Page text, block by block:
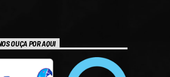
OUÇA POR AQUI